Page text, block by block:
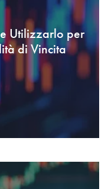
Utilizzarlo per
di Vincita